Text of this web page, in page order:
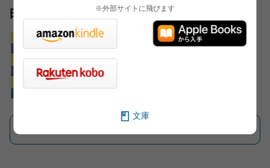
田辺 聖子
※外部サイトに飛びます
文庫